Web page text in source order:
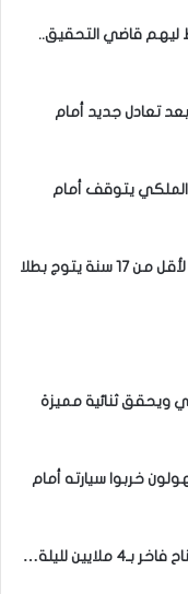
ليهم قاضي التحقيق..
بعد تعادل جديد أمام
يتوقف أمام
على عرش شمال إفريقيا: المنتخب الوطني لأقل من 17 سنة يتوج بطلا
ويحقق ثنائية مميزة
خربوا سيارته أمام
زياش يتقاضى 200 مليون شهريا ويقيم بجناح فاخر بـ4 ملايين لليلة…